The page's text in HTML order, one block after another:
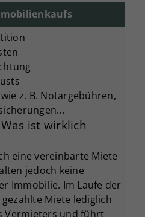
z. B. Notargebühren,
ist wirklich
eine vereinbarte Miete
jedoch keine
Immobilie. Im Laufe der
Miete lediglich
Vermieters und führt